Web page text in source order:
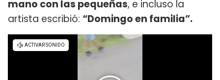
mano con las pequeñas, e incluso la
artista escribió: “Domingo en familia”.